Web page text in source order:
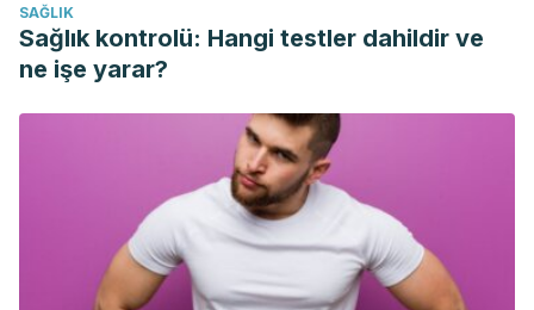
Omega 3 fatty acids and skeletal muscle health. Mar Drugs,
2015. 13 (11): 6977-7004.
Zheng R., Huang S., Zhu J., Lin W., et al., Leucine attenuates
muscle atrophy and autophagosome formation by
activating PI3K/AKT/mTOR signaling pathway in rotator cuff
tears. Cell Tissue Res, 2019. 378 (1): 113-125.
Villagrán, Marcelo, et al. “Una mirada actual de la vitamina
C en salud y enfermedad.”Revista chilena de
nutrición
46.6 (2019): 800-808.
SAĞLIK
Sağlık kontrolü: Hangi testler dahildir ve
ne işe yarar?